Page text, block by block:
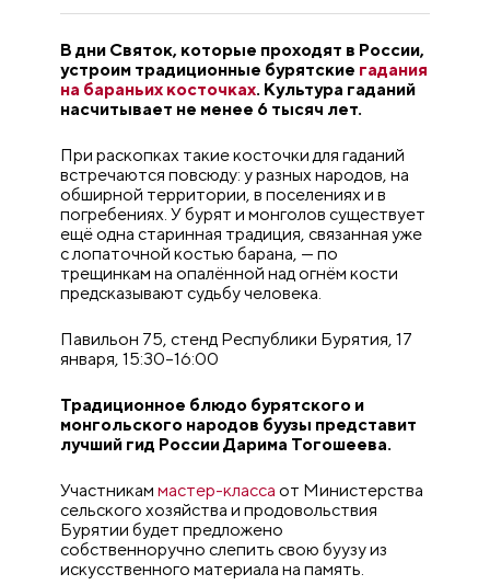
В дни Святок, которые проходят в России,
устроим традиционные бурятские гадания
на бараньих косточках. Культура гаданий
насчитывает не менее 6 тысяч лет.
При раскопках такие косточки для гаданий
встречаются повсюду: у разных народов, на
обширной территории, в поселениях и в
погребениях. У бурят и монголов существует
ещё одна старинная традиция, связанная уже
с лопаточной костью барана, — по
трещинкам на опалённой над огнём кости
предсказывают судьбу человека.
Павильон 75, стенд Республики Бурятия, 17
января, 15:30–16:00
Традиционное блюдо бурятского и
монгольского народов буузы представит
лучший гид России Дарима Тогошеева.
Участникаммастер-класса от Министерства
сельского хозяйства и продовольствия
Бурятии будет предложено
собственноручно слепить свою буузу из
искусственного материала на память.